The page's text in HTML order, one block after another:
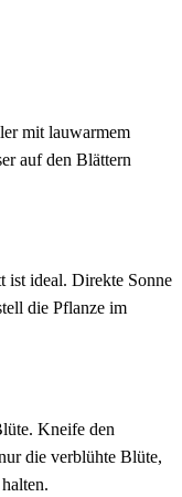
mit lauwarmem
auf den Blättern
ist ideal. Direkte Sonne
die Pflanze im
Kneife den
die verblühte Blüte,